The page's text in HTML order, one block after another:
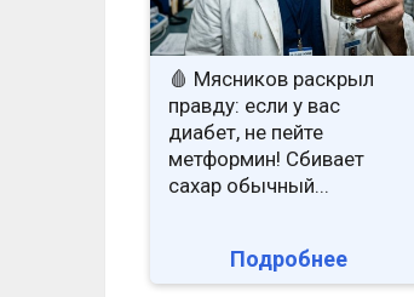
🩸 Мясников раскрыл
правду: если у вас
диабет, не пейте
метформин! Сбивает
сахар обычный...
Подробнее